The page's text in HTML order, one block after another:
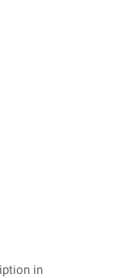
in